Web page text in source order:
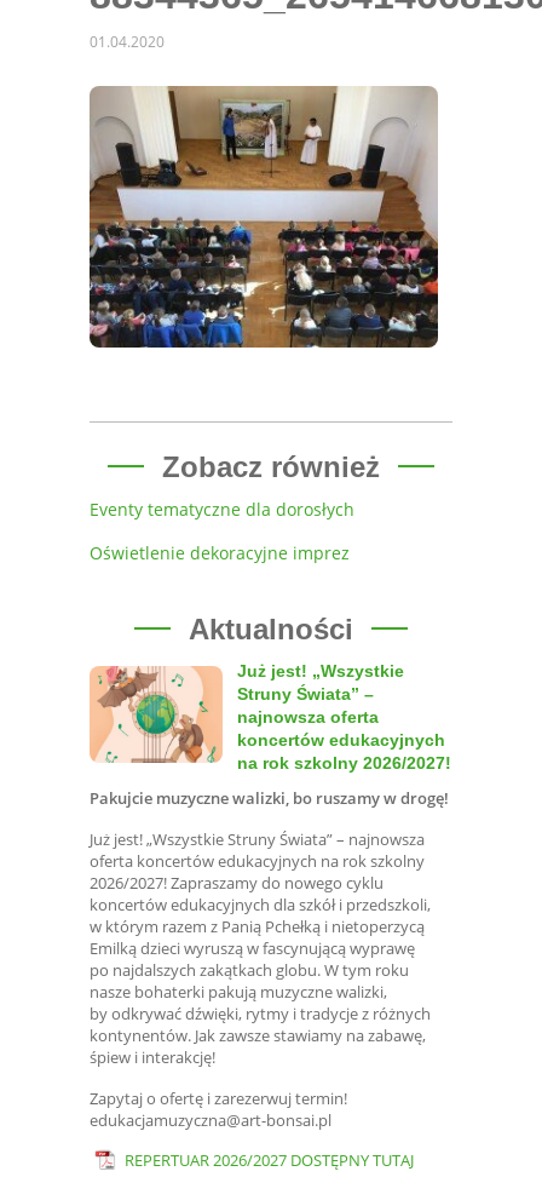
01.04.2020
Zobacz również
Eventy tematyczne dla dorosłych
Oświetlenie dekoracyjne imprez
Aktualności
Już jest! „Wszystkie
Struny Świata” –
najnowsza oferta
koncertów edukacyjnych
na rok szkolny 2026/2027!
Pakujcie muzyczne walizki, bo ruszamy w drogę!
Już jest! „Wszystkie Struny Świata” – najnowsza
oferta koncertów edukacyjnych na rok szkolny
2026/2027! Zapraszamy do nowego cyklu
koncertów edukacyjnych dla szkół i przedszkoli,
w którym razem z Panią Pchełką i nietoperzycą
Emilką dzieci wyruszą w fascynującą wyprawę
po najdalszych zakątkach globu. W tym roku
nasze bohaterki pakują muzyczne walizki,
by odkrywać dźwięki, rytmy i tradycje z różnych
kontynentów. Jak zawsze stawiamy na zabawę,
śpiew i interakcję!
Zapytaj o ofertę i zarezerwuj termin!
edukacjamuzyczna@art-bonsai.pl
REPERTUAR 2026/2027 DOSTĘPNY TUTAJ